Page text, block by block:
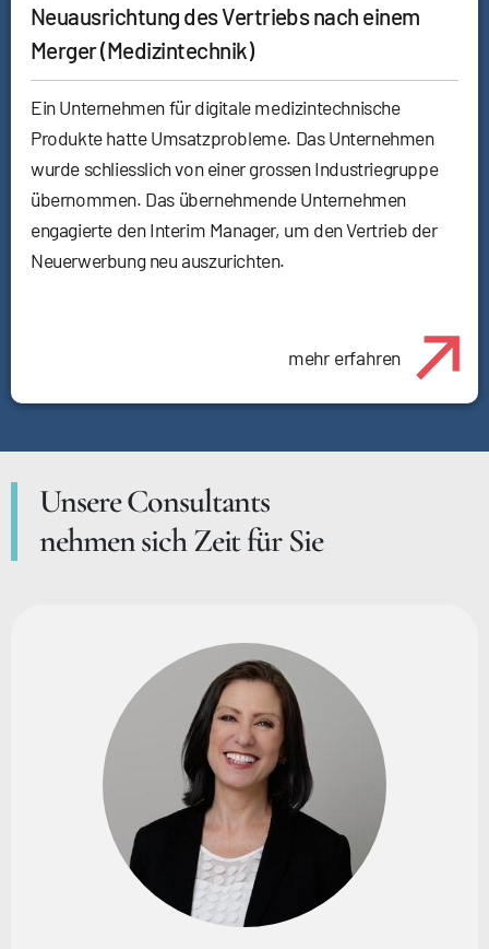
Neuausrichtung des Vertriebs nach einem
Merger (Medizintechnik)
Ein Unternehmen für digitale medizintechnische
Produkte hatte Umsatzprobleme. Das Unternehmen
wurde schliesslich von einer grossen Industriegruppe
übernommen. Das übernehmende Unternehmen
engagierte den Interim Manager, um den Vertrieb der
Neuerwerbung neu auszurichten.
mehr erfahren
Unsere Consultants
nehmen sich Zeit für Sie